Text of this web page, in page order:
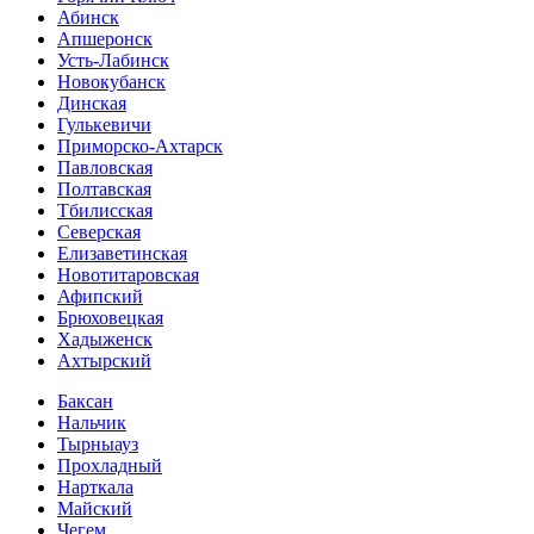
Абинск
Апшеронск
Усть-Лабинск
Новокубанск
Динская
Гулькевичи
Приморско-Ахтарск
Павловская
Полтавская
Тбилисская
Северская
Елизаветинская
Новотитаровская
Афипский
Брюховецкая
Хадыженск
Ахтырский
Баксан
Нальчик
Тырныауз
Прохладный
Нарткала
Майский
Чегем